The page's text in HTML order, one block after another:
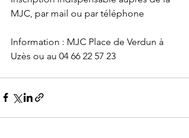
MJC, par mail ou par téléphone
Information : MJC Place de Verdun à
Uzès ou au 04 66 22 57 23